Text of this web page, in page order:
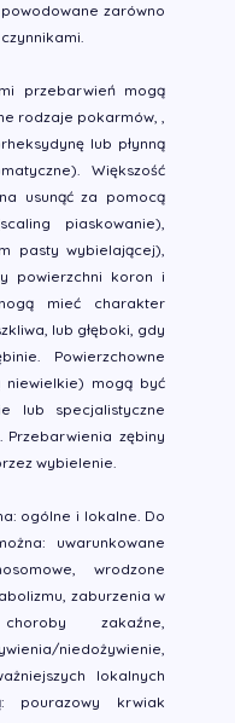
zarówno
przebarwień mogą
rodzaje pokarmów, ,
lub płynną
Większość
usunąć za pomocą
piaskowanie),
pasty wybielającej),
powierzchni koron i
mieć charakter
lub głęboki, gdy
Powierzchowne
niewielkie) mogą być
lub specjalistyczne
Przebarwienia zębiny
wybielenie.
ogólne i lokalne. Do
uwarunkowane
wrodzone
zaburzenia w
zakaźne,
niedożywienie,
lokalnych
pourazowy krwiak